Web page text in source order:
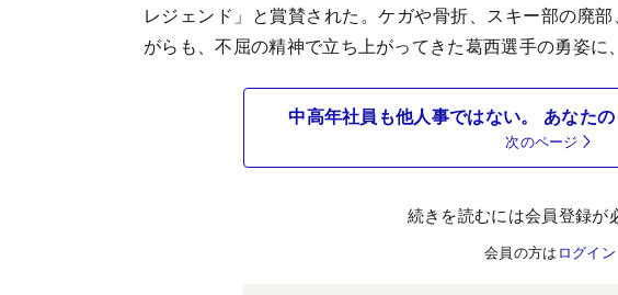
レジェンド」と賞賛された。ケガや骨折、スキー部の廃
がらも、不屈の精神で立ち上がってきた葛西選手の勇姿に
中高年社員も他人事ではない。 あなた
次のページ
続きを読むには会員登録が
会員の方は ログイン